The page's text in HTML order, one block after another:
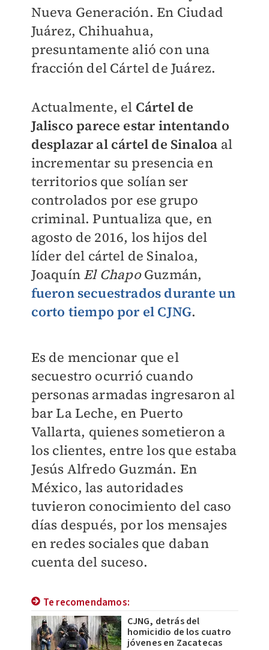
Nueva Generación. En Ciudad
Juárez, Chihuahua,
presuntamente alió con una
fracción del Cártel de Juárez.
Actualmente, el Cártel de
Jalisco parece estar intentando
desplazar al cártel de Sinaloa al
incrementar su presencia en
territorios que solían ser
controlados por ese grupo
criminal. Puntualiza que, en
agosto de 2016, los hijos del
líder del cártel de Sinaloa,
Joaquín El ChapoGuzmán,
fueron secuestrados durante un
corto tiempo por el CJNG.
Es de mencionar que el
secuestro ocurrió cuando
personas armadas ingresaron al
bar La Leche, en Puerto
Vallarta, quienes sometieron a
los clientes, entre los que estaba
Jesús Alfredo Guzmán. En
México, las autoridades
tuvieron conocimiento del caso
días después, por los mensajes
en redes sociales que daban
cuenta del suceso.
Te recomendamos:
CJNG, detrás del
homicidio de los cuatro
jóvenes en Zacatecas